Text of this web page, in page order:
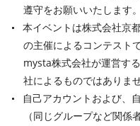
遵守をお願いいたします。
本イベントは株式会社京
の主催によるコンテスト
mysta株式会社が運営す
社によるものではありませ
自己アカウントおよび、
（同じグループなど関